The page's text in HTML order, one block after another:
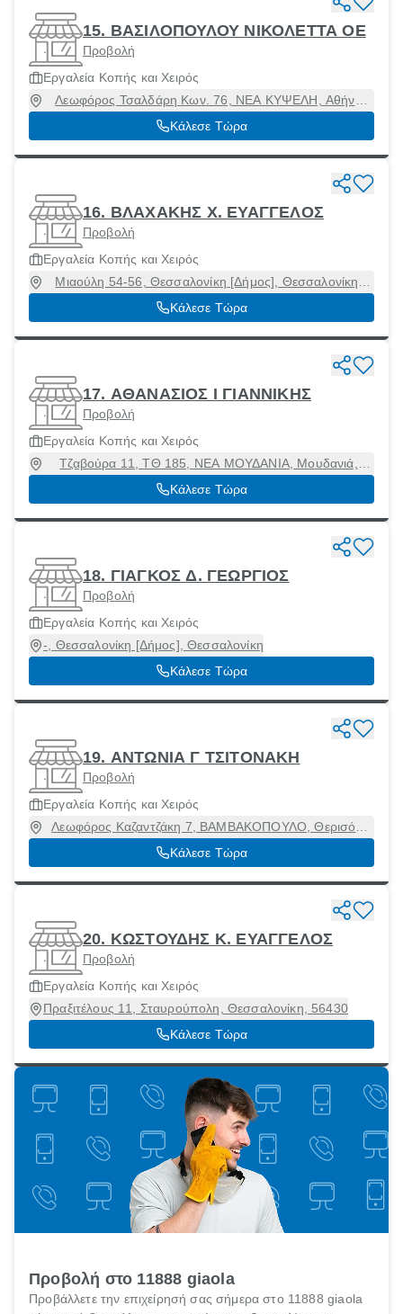
15. ΒΑΣΙΛΟΠΟΥΛΟΥ ΝΙΚΟΛΕΤΤΑ ΟΕ
Προβολή
Εργαλεία Κοπής και Χειρός
Λεωφόρος Τσαλδάρη Κων. 76, ΝΕΑ ΚΥΨΕΛΗ, Αθήνα
[Δήμος], Αττική, 11476
Κάλεσε Τώρα
16. ΒΛΑΧΑΚΗΣ Χ. ΕΥΑΓΓΕΛΟΣ
Προβολή
Εργαλεία Κοπής και Χειρός
Μιαούλη 54-56, Θεσσαλονίκη [Δήμος], Θεσσαλονίκη,
54642
Κάλεσε Τώρα
17. ΑΘΑΝΑΣΙΟΣ Ι ΓΙΑΝΝΙΚΗΣ
Προβολή
Εργαλεία Κοπής και Χειρός
Τζαβούρα 11, ΤΘ 185, ΝΕΑ ΜΟΥΔΑΝΙΑ, Μουδανιά,
Χαλκιδική, 63200
Κάλεσε Τώρα
18. ΓΙΑΓΚΟΣ Δ. ΓΕΩΡΓΙΟΣ
Προβολή
Εργαλεία Κοπής και Χειρός
-, Θεσσαλονίκη [Δήμος], Θεσσαλονίκη
Κάλεσε Τώρα
19. ΑΝΤΩΝΙΑ Γ ΤΣΙΤΟΝΑΚΗ
Προβολή
Εργαλεία Κοπής και Χειρός
Λεωφόρος Καζαντζάκη 7, ΒΑΜΒΑΚΟΠΟΥΛΟ, Θερισός,
Χανιά, 73100
Κάλεσε Τώρα
20. ΚΩΣΤΟΥΔΗΣ Κ. ΕΥΑΓΓΕΛΟΣ
Προβολή
Εργαλεία Κοπής και Χειρός
Πραξιτέλους 11, Σταυρούπολη, Θεσσαλονίκη, 56430
Κάλεσε Τώρα
Προβολή στο 11888 giaola
Προβάλλετε την επιχείρησή σας σήμερα στο 11888 giaola